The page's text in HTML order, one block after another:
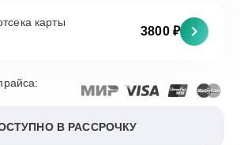
карты
3800 ₽
В РАССРОЧКУ